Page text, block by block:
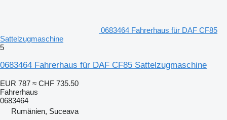
0683464 Fahrerhaus für DAF CF85
Sattelzugmaschine
5
0683464 Fahrerhaus für DAF CF85 Sattelzugmaschine
EUR 787 ≈ CHF 735.50
Fahrerhaus
0683464
Rumänien, Suceava